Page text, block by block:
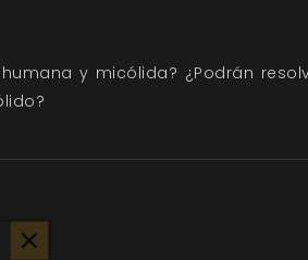
y micólida? ¿Podrán